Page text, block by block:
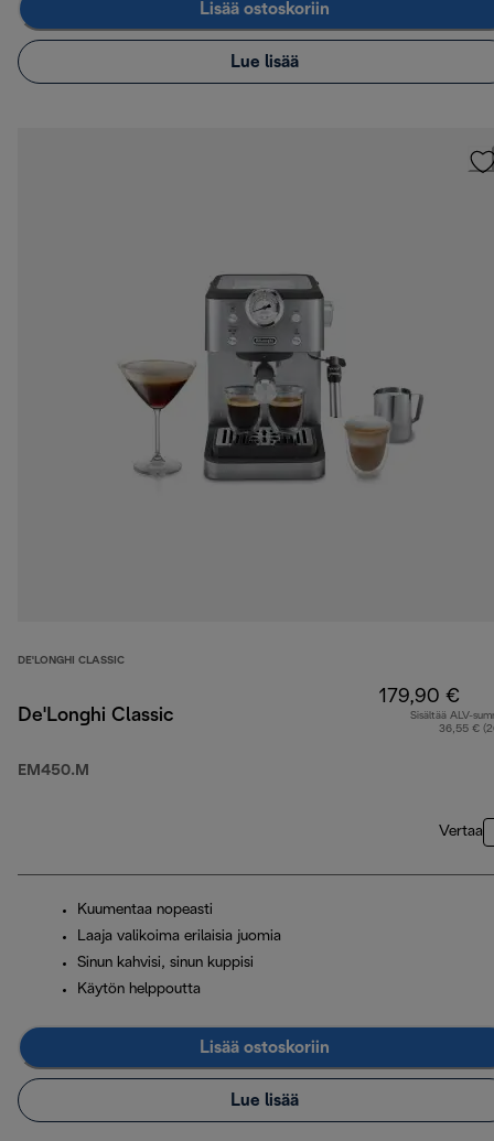
Lisää ostoskoriin
Lue lisää
DE'LONGHI CLASSIC
De'Longhi Classic
EM450.M
179,90 €
Sisältää ALV-
36,55 €
Vertaa
Kuumentaa nopeasti
Laaja valikoima erilaisia juomia
Sinun kahvisi, sinun kuppisi
Käytön helppoutta
Lisää ostoskoriin
Lue lisää